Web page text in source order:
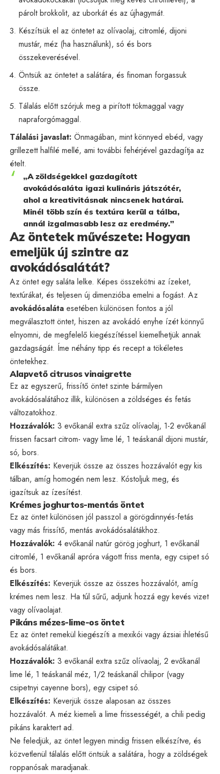
párolt brokkolit, az uborkát és az újhagymát.
Készítsük el az öntetet az olívaolaj, citromlé, dijoni
mustár, méz (ha használunk), só és bors
összekeverésével.
Öntsük az öntetet a salátára, és finoman forgassuk
össze.
Tálalás előtt szórjuk meg a pirított tökmaggal vagy
napraforgómaggal.
Tálalási javaslat: Önmagában, mint könnyed ebéd, vagy
grillezett halfilé mellé, ami további fehérjével gazdagítja az
ételt.
„A zöldségekkel gazdagított
avokádósaláta igazi kulináris játszótér,
ahol a kreativitásnak nincsenek határai.
Minél több szín és textúra kerül a tálba,
annál izgalmasabb lesz az eredmény.”
Az öntetek művészete: Hogyan
emeljük új szintre az
avokádósalátát?
Az öntet egy saláta lelke. Képes összekötni az ízeket,
textúrákat, és teljesen új dimenzióba emelni a fogást. Az
avokádósaláta esetében különösen fontos a jól
megválasztott öntet, hiszen az avokádó enyhe ízét könnyű
elnyomni, de megfelelő kiegészítéssel kiemelhetjük annak
gazdagságát. Íme néhány tipp és recept a tökéletes
öntetekhez.
Alapvető citrusos vinaigrette
Ez az egyszerű, frissítő öntet szinte bármilyen
avokádósalátához illik, különösen a zöldséges és fetás
változatokhoz.
Hozzávalók: 3 evőkanál extra szűz olívaolaj, 1-2 evőkanál
frissen facsart citrom- vagy lime lé, 1 teáskanál dijoni mustár,
só, bors.
Elkészítés: Keverjük össze az összes hozzávalót egy kis
tálban, amíg homogén nem lesz. Kóstoljuk meg, és
igazítsuk az ízesítést.
Krémes joghurtos-mentás öntet
Ez az öntet különösen jól passzol a görögdinnyés-fetás
vagy más frissítő, mentás avokádósalátákhoz.
Hozzávalók: 4 evőkanál natúr görög joghurt, 1 evőkanál
citromlé, 1 evőkanál apróra vágott friss menta, egy csipet só
és bors.
Elkészítés: Keverjük össze az összes hozzávalót, amíg
krémes nem lesz. Ha túl sűrű, adjunk hozzá egy kevés vizet
vagy olívaolajat.
Pikáns mézes-lime-os öntet
Ez az öntet remekül kiegészíti a mexikói vagy ázsiai ihletésű
avokádósalátákat.
Hozzávalók: 3 evőkanál extra szűz olívaolaj, 2 evőkanál
lime lé, 1 teáskanál méz, 1/2 teáskanál chilipor (vagy
csipetnyi cayenne bors), egy csipet só.
Elkészítés: Keverjük össze alaposan az összes
hozzávalót. A méz kiemeli a lime frissességét, a chili pedig
pikáns karaktert ad.
Ne feledjük, az öntet legyen mindig frissen elkészítve, és
közvetlenül tálalás előtt öntsük a salátára, hogy a zöldségek
roppanósak maradjanak.